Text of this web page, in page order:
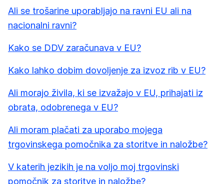
Ali se trošarine uporabljajo na ravni EU ali na
nacionalni ravni?
Kako se DDV zaračunava v EU?
Kako lahko dobim dovoljenje za izvoz rib v EU?
Ali morajo živila, ki se izvažajo v EU, prihajati iz
obrata, odobrenega v EU?
Ali moram plačati za uporabo mojega
trgovinskega pomočnika za storitve in naložbe?
V katerih jezikih je na voljo moj trgovinski
pomočnik za storitve in naložbe?